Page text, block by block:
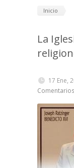
Inicio
La
17 Ene,
Comentarios